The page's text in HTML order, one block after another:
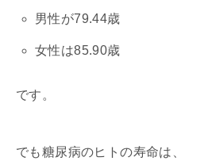
男性が79.44歳
女性は85.90歳
です。
でも糖尿病のヒトの寿命は、